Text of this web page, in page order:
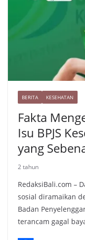
BERITA KESEHATAN
Fakta
Isu BPJS
yang
2 tahun
RedaksiBali.com –
sosial diramaikan
Badan
terancam gagal